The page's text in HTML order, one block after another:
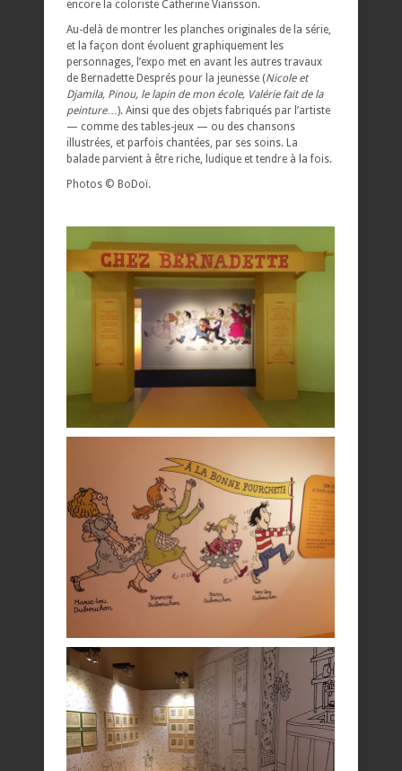
encore la coloriste Catherine Viansson.
Au-delà de montrer les planches originales de la série,
et la façon dont évoluent graphiquement les
personnages, l’expo met en avant les autres travaux
de Bernadette Després pour la jeunesse (Nicole et
Djamila, Pinou, le lapin de mon école, Valérie fait de la
peinture…). Ainsi que des objets fabriqués par l’artiste
— comme des tables-jeux — ou des chansons
illustrées, et parfois chantées, par ses soins. La
balade parvient à être riche, ludique et tendre à la fois.
Photos © BoDoï.